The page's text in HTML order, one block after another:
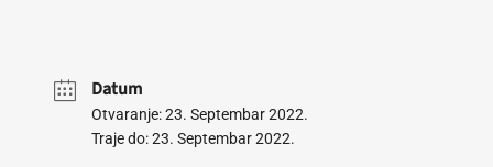
Datum
Otvaranje: 23. Septembar 2022.
Traje do: 23. Septembar 2022.